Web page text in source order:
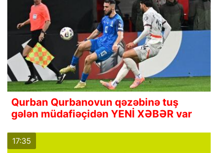
Qurban Qurbanovun qəzəbinə tuş
gələn müdafiəçidən YENİ XƏBƏR var
17:35